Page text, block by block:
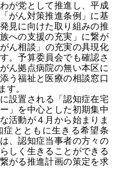
が党として推進し 、平成
「がん対策推進条例」 に基
発見に向けた取り組みの推
への支援の充実」に繋が
がん相談 」 の充実の具現化
。予算委員会でも確認さ
がん拠点病院の無い本区に
う福祉と医療の相談窓口
す。
設置される 「認知症在宅
」 を中心とした初期集中
活動が４月から始まりま
症とともに生きる希望条
、認知症当事者の方々の
しく生きることができる
がる推進計画の策定 を求